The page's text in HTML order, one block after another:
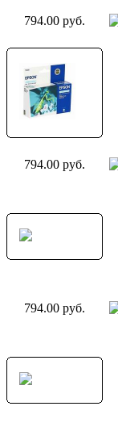
794.00 руб.
794.00 руб.
794.00 руб.